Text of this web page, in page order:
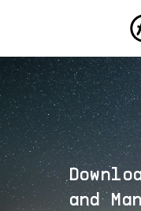
製品
サウンド
ストア
コミュニティ
サポートand